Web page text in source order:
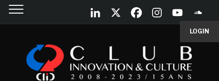
LOGIN